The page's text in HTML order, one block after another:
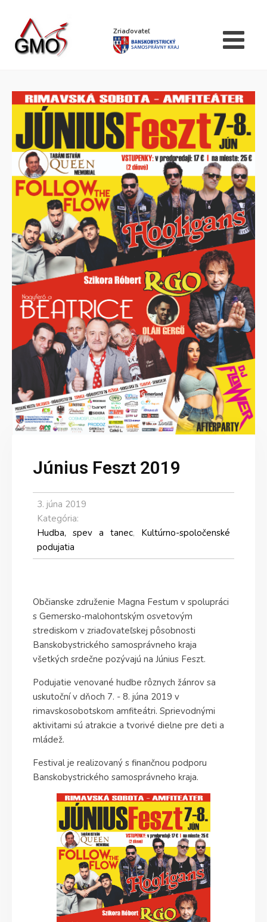
Zriaďovateľ
Június Feszt 2019
3. júna 2019
Kategória:
Hudba, spev a tanec, Kultúrno-spoločenské
podujatia
Občianske združenie Magna Festum v spolupráci
s Gemersko-malohontským osvetovým
strediskom v zriaďovateľskej pôsobnosti
Banskobystrického samosprávneho kraja
všetkých srdečne pozývajú na Június Feszt.
Podujatie venované hudbe rôznych žánrov sa
uskutoční v dňoch 7. - 8. júna 2019 v
rimavskosobotskom amfiteátri. Sprievodnými
aktivitami sú atrakcie a tvorivé dielne pre deti a
mládež.
Festival je realizovaný s finančnou podporu
Banskobystrického samosprávneho kraja.